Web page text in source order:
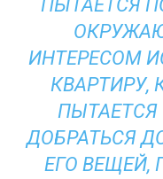
ПЫТАЕТСЯ
ИНТЕРЕСОМ
КВАРТИРУ,
ДОБРАТЬСЯ
ЕГО ВЕЩЕЙ,